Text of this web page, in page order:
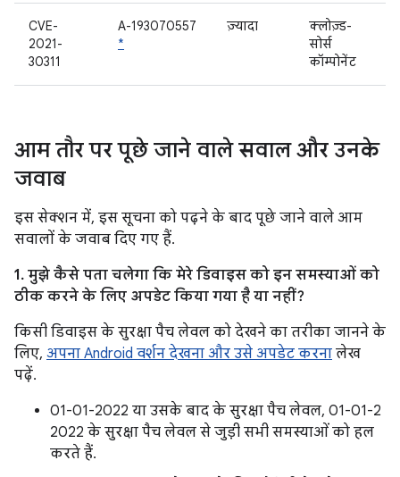
CVE-
2021-
30311
A-193070557
*
ज़्यादा
क्लोज़्ड-
सोर्स
कॉम्पोनेंट
आम तौर पर पूछे जाने वाले सवाल और उनके
जवाब
इस सेक्शन में, इस सूचना को पढ़ने के बाद पूछे जाने वाले आम
सवालों के जवाब दिए गए हैं.
1. मुझे कैसे पता चलेगा कि मेरे डिवाइस को इन समस्याओं को
ठीक करने के लिए अपडेट किया गया है या नहीं?
किसी डिवाइस के सुरक्षा पैच लेवल को देखने का तरीका जानने के
लिए, अपना Android वर्शन देखना और उसे अपडेट करना लेख
पढ़ें.
01-01-2022 या उसके बाद के सुरक्षा पैच लेवल, 01-01-2
2022 के सुरक्षा पैच लेवल से जुड़ी सभी समस्याओं को हल
करते हैं.